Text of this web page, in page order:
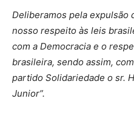
Deliberamos pela expulsão
nosso respeito às leis
com a Democracia e o
brasileira, sendo assim,
partido Solidariedade o sr.
Junior”.